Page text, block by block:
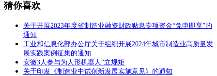
猜你喜欢
关于开展2023年度省制造业融资财政贴息专项资金“免申即享”的
通知
工业和信息化部办公厅关于组织开展2024年城市制造业高质量发
展实践案例征集的通知
安徽3人参与为人形机器人“立规矩
关于印发《制造业中试创新发展实施意见》的通知